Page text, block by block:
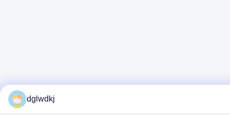
dglwdkj